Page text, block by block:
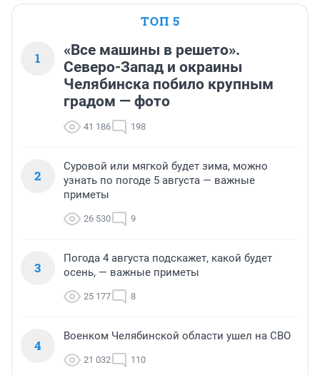
ТОП 5
1
«Все машины в решето».
Северо-Запад и окраины
Челябинска побило крупным
градом — фото
41 186 198
2
Суровой или мягкой будет зима, можно
узнать по погоде 5 августа — важные
приметы
26 530 9
3
Погода 4 августа подскажет, какой будет
осень, — важные приметы
25 177 8
4
Военком Челябинской области ушел на СВО
21 032 110